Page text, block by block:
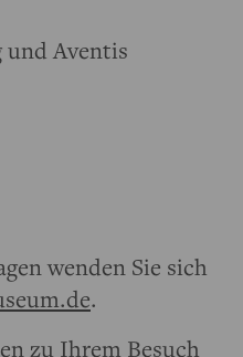
Aventis
wenden Sie sich
.
zu Ihrem Besuch